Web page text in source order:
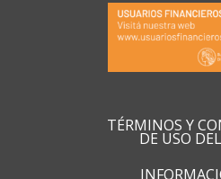
TÉRMINOS Y
DE USO